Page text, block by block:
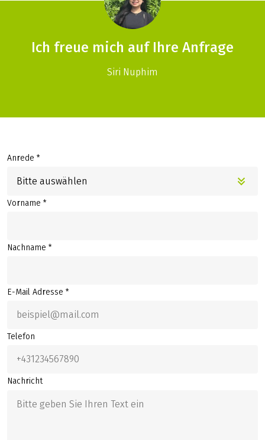
Ich freue mich auf Ihre Anfrage
Siri Nuphim
Anrede *
Bitte auswählen
Vorname *
Nachname *
E-Mail Adresse *
Telefon
Nachricht